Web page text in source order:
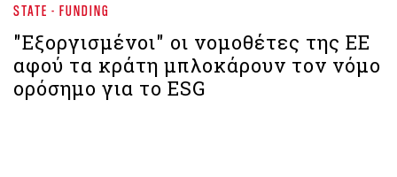
STATE - FUNDING
"Εξοργισμένοι" οι νομοθέτες της ΕΕ
αφού τα κράτη μπλοκάρουν τον νόμο
ορόσημο για το ESG